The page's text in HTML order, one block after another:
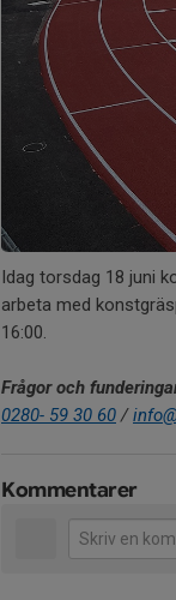
Idag torsdag 18 juni
arbeta med
16:00.
Frågor och
0280- 59 30 60/
Kommentarer